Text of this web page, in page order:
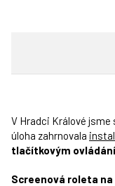
V Hradci Králové jsme
úloha zahrnovala
tlačítkovým
Screenová roleta na